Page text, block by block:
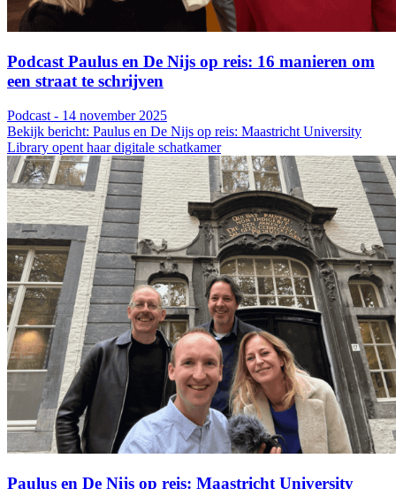
Podcast Paulus en De Nijs op reis: 16 manieren om
een straat te schrijven
Podcast - 14 november 2025
Bekijk bericht: Paulus en De Nijs op reis: Maastricht University
Library opent haar digitale schatkamer
Paulus en De Nijs op reis: Maastricht University